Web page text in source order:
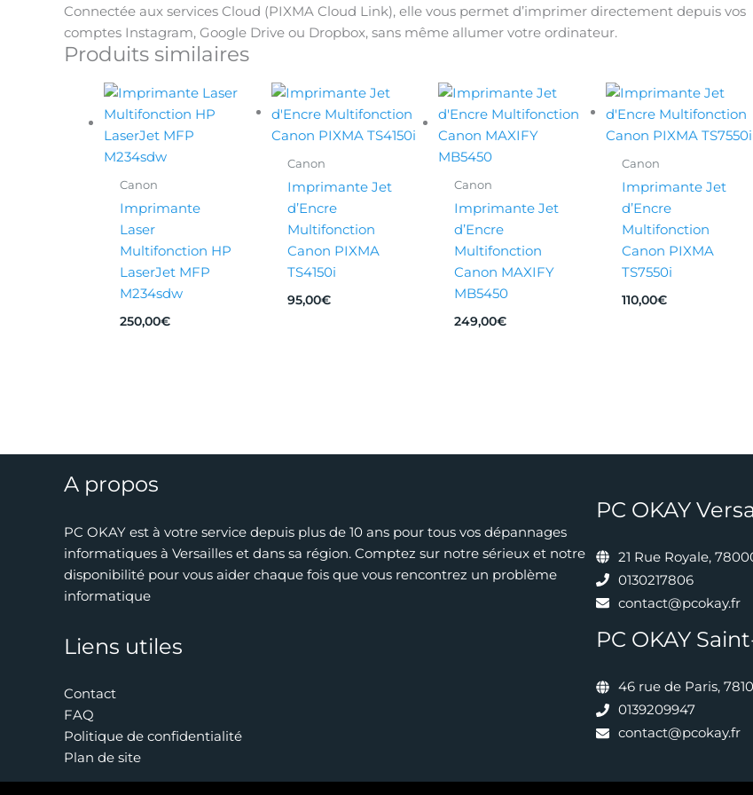
Connectée aux services Cloud (PIXMA Cloud Link), elle vous permet d’imprimer directement depuis vos
comptes Instagram, Google Drive ou Dropbox, sans même allumer votre ordinateur.
Produits similaires
Canon
Imprimante
Laser
Multifonction HP
LaserJet MFP
M234sdw
250,00€
Canon
Imprimante Jet
d’Encre
Multifonction
Canon PIXMA
TS4150i
95,00€
Canon
Imprimante Jet
d’Encre
Multifonction
Canon MAXIFY
MB5450
249,00€
Canon
Imprimante Jet
d’Encre
Multifonction
Canon PIXMA
TS7550i
110,00€
A propos
PC OKAY est à votre service depuis plus de 10 ans pour tous vos dépannages
informatiques à Versailles et dans sa région. Comptez sur notre sérieux et notre
disponibilité pour vous aider chaque fois que vous rencontrez un problème
informatique
Liens utiles
Contact
FAQ
Politique de confidentialité
Plan de site
PC OKAY
21 Rue Royale,
0130217806
contact@pcokay.fr
PC OKAY
46 rue de Paris,
0139209947
contact@pcokay.fr